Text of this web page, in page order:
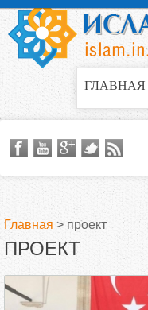
ГЛАВНАЯ
В
ы
Главная > проект
ПРОЕКТ